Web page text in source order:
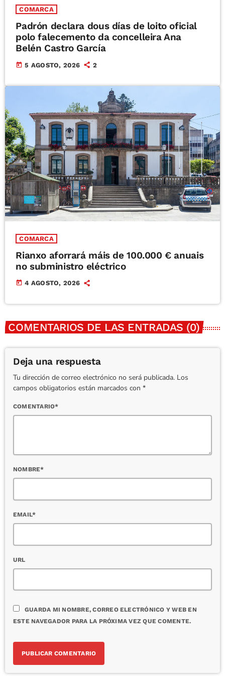
COMARCA
Padrón declara dous días de loito oficial
polo falecemento da concelleira Ana
Belén Castro García
today 5 AGOSTO, 2026 2
COMARCA
Rianxo aforrará máis de 100.000 € anuais
no subministro eléctrico
today 4 AGOSTO, 2026
COMENTARIOS DE LAS ENTRADAS (0)
Deja una respuesta
Tu dirección de correo electrónico no será publicada. Los
campos obligatorios están marcados con *
COMENTARIO*
NOMBRE*
EMAIL*
URL
GUARDA MI NOMBRE, CORREO ELECTRÓNICO Y WEB EN
ESTE NAVEGADOR PARA LA PRÓXIMA VEZ QUE COMENTE.